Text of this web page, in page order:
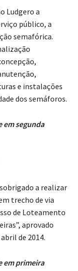
Ludgero a
público, a
semafórica.
e instalações
dos semáforos.
segunda
a realizar
trecho de via
de Loteamento
aprovado
de 2014.
em primeira